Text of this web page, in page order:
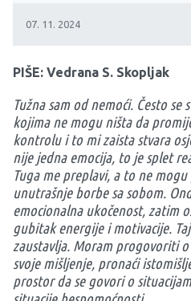
07. 11. 2024
PIŠE: Vedrana S. Skopljak
Tužna sam od nemoći. Često se
kojima ne mogu ništa da
kontrolu i to mi zaista stvara
nije jedna emocija, to je splet
Tuga me preplavi, a to ne
unutrašnje borbe sa sobom.
emocionalna ukočenost, zatim
gubitak energije i motivacije.
zaustavlja. Moram progovoriti
svoje mišljenje, pronaći
prostor da se govori o